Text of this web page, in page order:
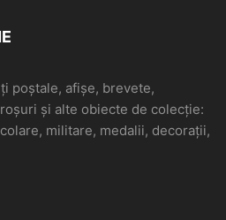
poștale, afișe, brevete,
și alte obiecte de colecție:
militare, medalii, decorații,